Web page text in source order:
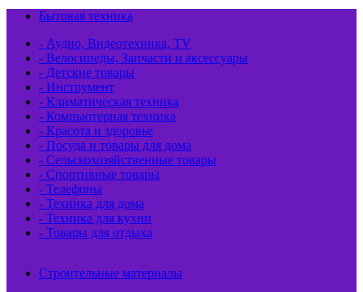
Бытовая техника
- Аудио, Видеотехника, TV
- Велосипеды, Запчасти и аксессуары
- Детские товары
- Инструмент
- Климатическая техника
- Компьютерная техника
- Красота и здоровье
- Посуда и товары для дома
- Сельскохозяйственные товары
- Спортивные товары
- Телефоны
- Техника для дома
- Техника для кухни
- Товары для отдыха
Строительные материалы